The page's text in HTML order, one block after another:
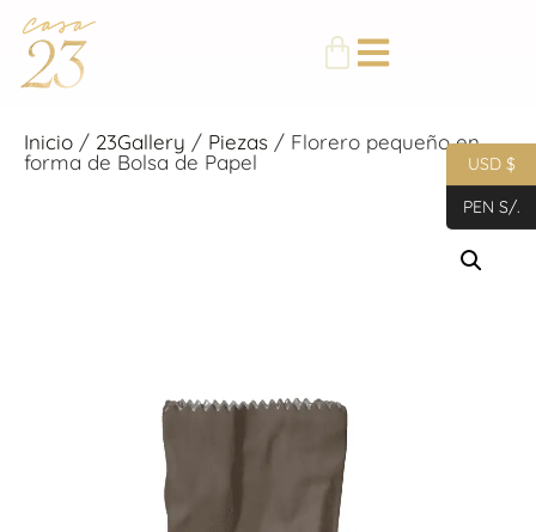
Inicio / 23Gallery / Piezas / Florero pequeño en
forma de Bolsa de Papel
USD $
PEN S/.